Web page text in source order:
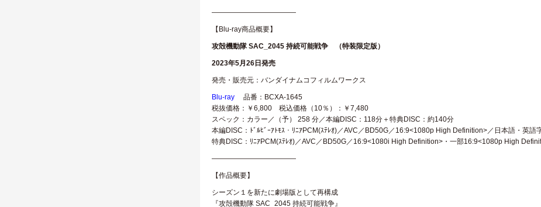
————————————
【Blu-ray商品概要】
攻殻機動隊 SAC_2045 持続可能戦争 （特装限定版）
2023年5月26日発売
発売・販売元：バンダイナムコフィルムワークス
Blu-ray
品番：BCXA-1645
税抜価格：￥6,800 税込価格（10％）：￥7,480
スペック：カラー／（予） 258 分／本編DISC：118分＋特典DISC：約140分
本編DISC：ﾄﾞﾙﾋﾞｰｱﾄﾓｽ・ﾘﾆｱPCM(ｽﾃﾚｵ)／AVC／BD50G／16:9<1080p High Definition>／日本語・英語
特典DISC：ﾘﾆｱPCM(ｽﾃﾚｵ)／AVC／BD50G／16:9<1080i High Definition>・一部16:9<1080p High
————————————
【作品概要】
シーズン１を新たに劇場版として再構成
『攻殻機動隊 SAC_2045 持続可能戦争』